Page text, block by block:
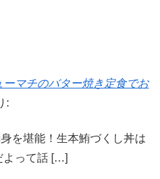
マチのバター焼き定食でお
:
を堪能！生本鮪づくし丼は
よって話 […]